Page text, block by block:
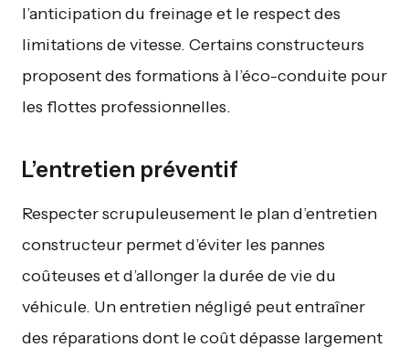
l’anticipation du freinage et le respect des
limitations de vitesse. Certains constructeurs
proposent des formations à l’éco-conduite pour
les flottes professionnelles.
L’entretien préventif
Respecter scrupuleusement le plan d’entretien
constructeur permet d’éviter les pannes
coûteuses et d’allonger la durée de vie du
véhicule. Un entretien négligé peut entraîner
des réparations dont le coût dépasse largement